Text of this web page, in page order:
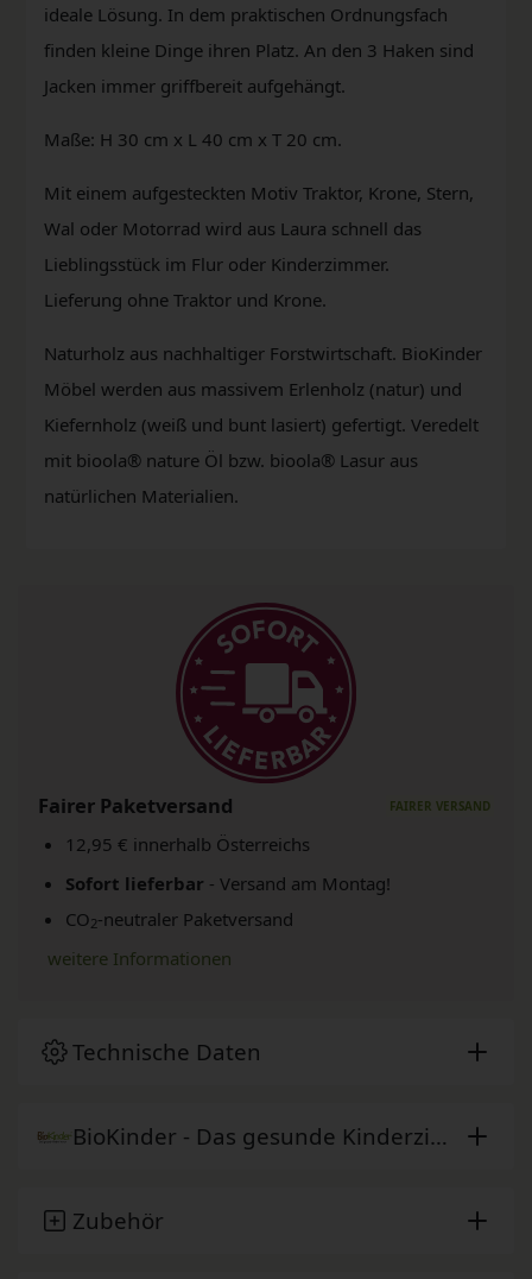
ideale Lösung. In dem praktischen Ordnungsfach
finden kleine Dinge ihren Platz. An den 3 Haken sind
Jacken immer griffbereit aufgehängt.
Maße: H 30 cm x L 40 cm x T 20 cm.
Mit einem aufgesteckten Motiv Traktor, Krone, Stern,
Wal oder Motorrad wird aus Laura schnell das
Lieblingsstück im Flur oder Kinderzimmer.
Lieferung ohne Traktor und Krone.
Naturholz aus nachhaltiger Forstwirtschaft. BioKinder
Möbel werden aus massivem Erlenholz (natur) und
Kiefernholz (weiß und bunt lasiert) gefertigt. Veredelt
mit bioola® nature Öl bzw. bioola® Lasur aus
natürlichen Materialien.
Fairer Paketversand
12,95 € innerhalb Österreichs
Sofort lieferbar - Versand am Montag!
CO2-neutraler Paketversand
weitere Informationen
Technische Daten
BioKinder - Das gesunde Kinderzimmer
Zubehör